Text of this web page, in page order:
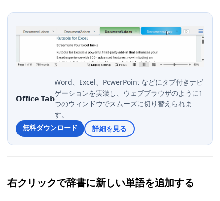
Office Tab
Word、Excel、PowerPoint などにタブ付きナビ
ゲーションを実装し、ウェブブラウザのように1
つのウィンドウでスムーズに切り替えられま
す。
無料ダウンロード
詳細を見る
右クリックで辞書に新しい単語を追加する